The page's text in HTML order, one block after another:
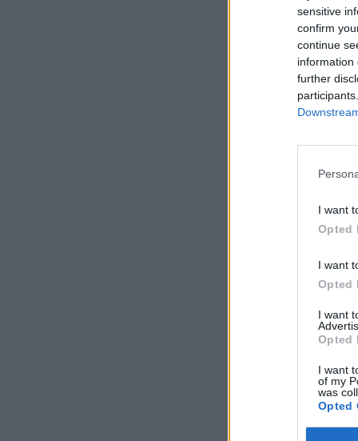
sensitive
confirm
continue
information
further
I want
Opted
I want
Opted
I want
Opted
I want
of my
was
Opted